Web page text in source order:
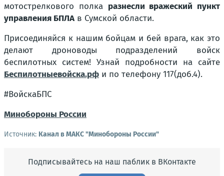
мотострелкового полка разнесли вражеский пункт
управления БПЛА в Сумской области.
Присоединяйся к нашим бойцам и бей врага, как это
делают дроноводы подразделений войск
беспилотных систем! Узнай подробности на сайте
Беспилотныевойска.рф и по телефону 117(доб.4).
#ВойскаБПС
Минобороны России
Источник: Канал в МАКС "Минобороны России"
Подписывайтесь на наш паблик в ВКонтакте